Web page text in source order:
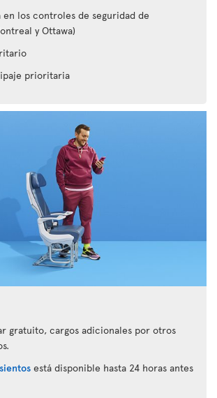
los controles de seguridad de
y Ottawa)
prioritaria
gratuito, cargos adicionales por otros
está disponible hasta 24 horas antes